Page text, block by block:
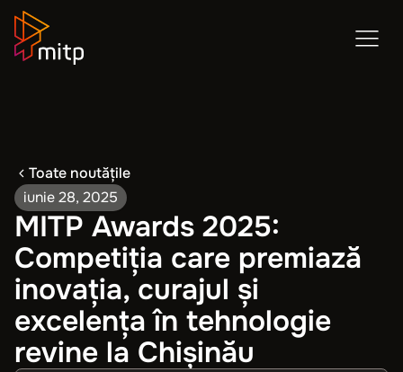
Toate noutățile
iunie 28, 2025
MITP Awards 2025:
Competiția care premiază
inovația, curajul și
excelența în tehnologie
revine la Chișinău